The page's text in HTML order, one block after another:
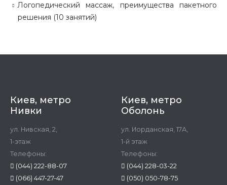
Логопедический массаж, преимущества пакетного
решения (10 занятий)
Киев, метро
Нивки
ул. Нивская, 2,
1-этаж
Телефоны:
(044) 222-88-07
(066) 447-27-47
Киев, метро
Оболонь
ул. Иорданская, 17А,
1-й этаж
Телефоны:
(044) 228-03-22
(050) 050-78-75